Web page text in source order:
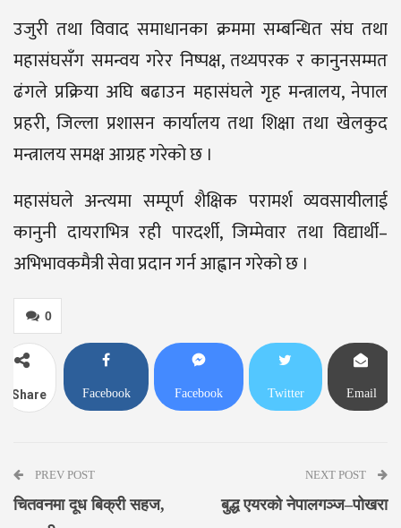
उजुरी तथा विवाद समाधानका क्रममा सम्बन्धित संघ तथा
महासंघसँग समन्वय गरेर निष्पक्ष, तथ्यपरक र कानुनसम्मत
ढंगले प्रक्रिया अघि बढाउन महासंघले गृह मन्त्रालय, नेपाल
प्रहरी, जिल्ला प्रशासन कार्यालय तथा शिक्षा तथा खेलकुद
मन्त्रालय समक्ष आग्रह गरेको छ ।
महासंघले अन्त्यमा सम्पूर्ण शैक्षिक परामर्श व्यवसायीलाई
कानुनी दायराभित्र रही पारदर्शी, जिम्मेवार तथा विद्यार्थी–
अभिभावकमैत्री सेवा प्रदान गर्न आह्वान गरेको छ ।
0
Share Facebook Facebook Twitter Email
PREV POST
चितवनमा दूध बिक्री सहज,
NEXT POST
बुद्ध एयरको नेपालगञ्ज–पोखरा